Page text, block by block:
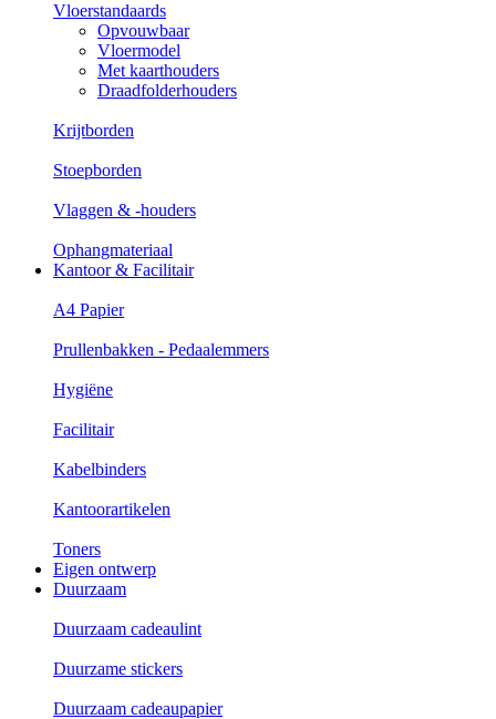
Vloerstandaards
Opvouwbaar
Vloermodel
Met kaarthouders
Draadfolderhouders
Krijtborden
Stoepborden
Vlaggen & -houders
Ophangmateriaal
Kantoor & Facilitair
A4 Papier
Prullenbakken - Pedaalemmers
Hygiëne
Facilitair
Kabelbinders
Kantoorartikelen
Toners
Eigen ontwerp
Duurzaam
Duurzaam cadeaulint
Duurzame stickers
Duurzaam cadeaupapier